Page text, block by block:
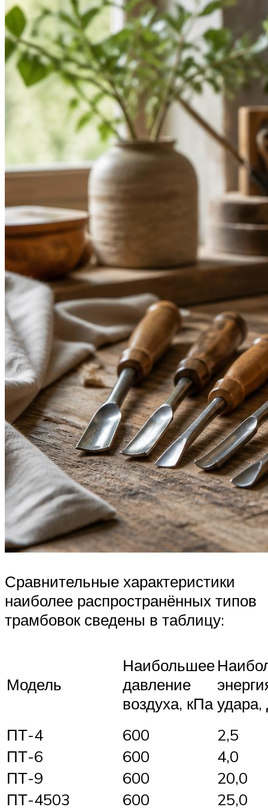
Сравнительные характеристики
наиболее распространённых типов
трамбовок сведены в таблицу:
Модель
Наибольшее
давление
воздуха, кПа
ПТ-4
600
2,5
ПТ-6
600
4,0
ПТ-9
600
20,0
ПТ-4503
600
25,0